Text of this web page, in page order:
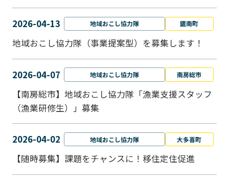
2026-04-13 地域おこし協力隊 鋸南町
地域おこし協力隊（事業提案型）を募集します！
2026-04-07 地域おこし協力隊 南房総市
【南房総市】地域おこし協力隊「漁業支援スタッフ
（漁業研修生）」募集
2026-04-02 地域おこし協力隊 大多喜町
【随時募集】課題をチャンスに！移住定住促進